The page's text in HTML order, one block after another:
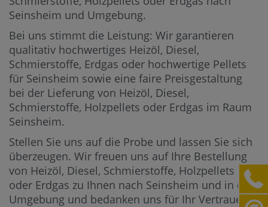
Seinsheim und Umgebung.
Bei uns stimmt die Leistung: Wir garantieren
qualitativ hochwertiges Heizöl, Diesel,
Schmierstoffe, Erdgas oder hochwertige Pellets
für Seinsheim sowie eine faire Preisgestaltung
bei der Lieferung von Heizöl, Diesel,
Schmierstoffe, Holzpellets oder Erdgas im Raum
Seinsheim.
Stellen Sie uns auf die Probe und lassen Sie sich
überzeugen. Wir freuen uns auf Ihre Bestellung
von Heizöl, Diesel, Schmierstoffe, Holzpellets
oder Erdgas zu Ihnen nach Seinsheim und in die
Umgebung und bedanken uns für Ihr Vertrauen.